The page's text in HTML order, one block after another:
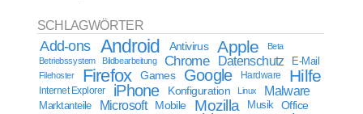
SCHLAGWÖRTER
Add-ons Android Antivirus Apple
Beta
Betriebssystem
Bildbearbeitung Chrome Datenschutz E-Mail
Filehoster Firefox Games Google Hardware Hilfe
Internet Explorer iPhone Konfiguration Linux Malware
Marktanteile Microsoft Mobile Mozilla Musik Office